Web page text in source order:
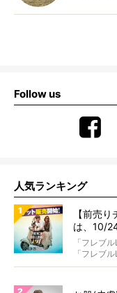
Follow us
人気ランキング
【前売
は、10/
ンプ・
「フレブ
「フレブル